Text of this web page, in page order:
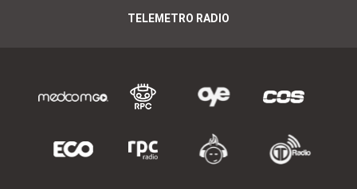
TELEMETRO RADIO